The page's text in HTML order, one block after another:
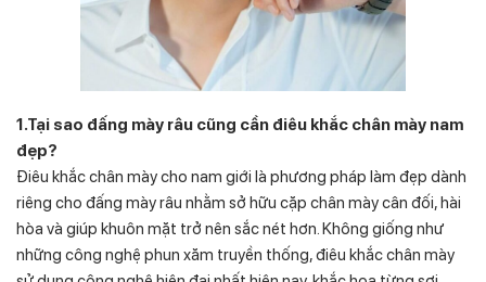
1.Tại sao đấng mày râu cũng cần điêu khắc chân mày nam
đẹp?
Điêu khắc chân mày cho nam giới là phương pháp làm đẹp dành
riêng cho đấng mày râu nhằm sở hữu cặp chân mày cân đối, hài
hòa và giúp khuôn mặt trở nên sắc nét hơn. Không giống như
những công nghệ phun xăm truyền thống, điêu khắc chân mày